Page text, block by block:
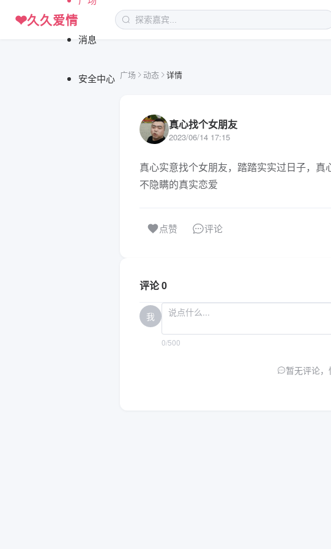
❤久久爱情
消息
安全中心 广场 动态 详情
真心找个女朋友
2023/06/14 17:15
真心实意找个女朋友，踏踏实实过日子，
不隐瞒的真实恋爱
点赞 评论
评论 0
我
0/500
暂无评论